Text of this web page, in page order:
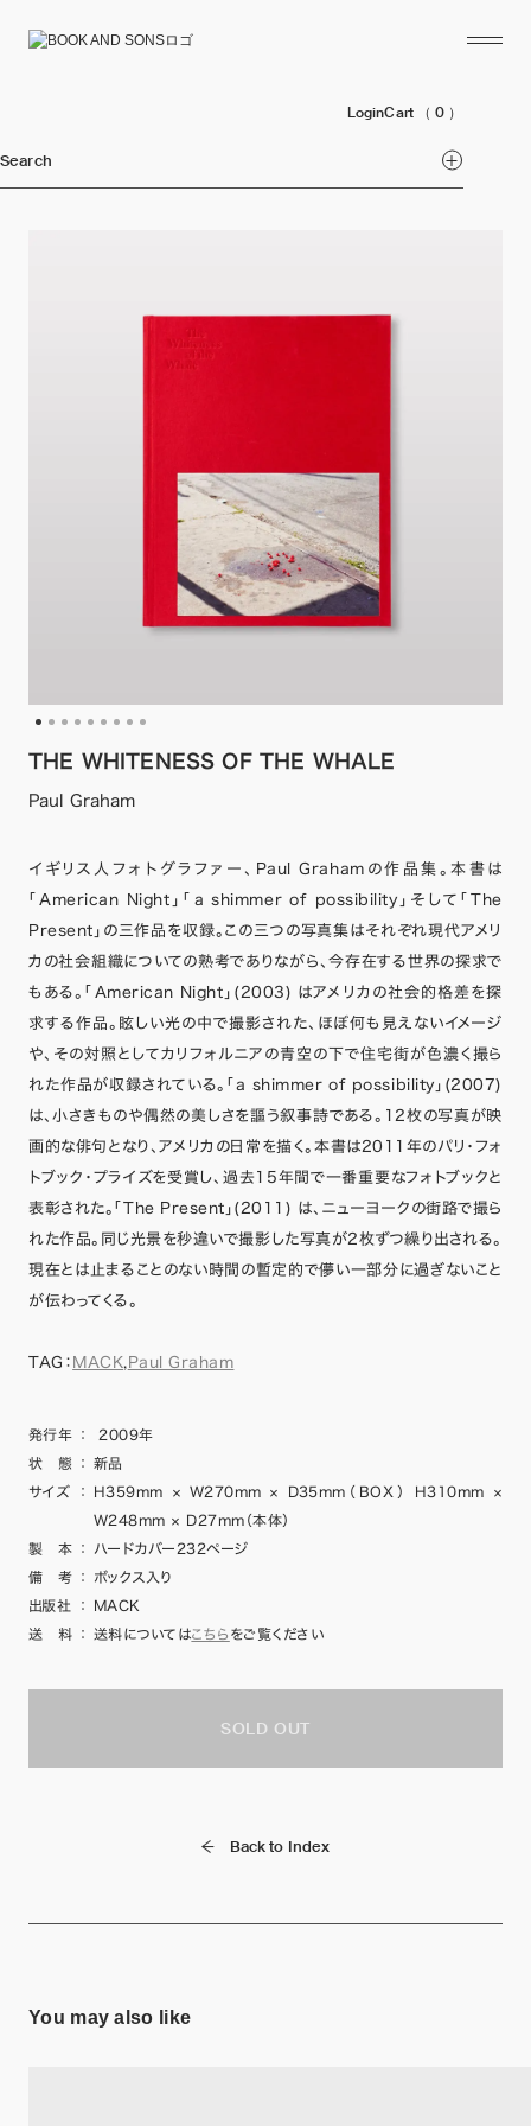
LoginCart （ 0 ）
Search
THE WHITENESS OF THE WHALE
Paul Graham
イギリス人フォトグラファー、Paul Grahamの作品集。本書は
「American Night」「a shimmer of possibility」そして「The
Present」の三作品を収録。この三つの写真集はそれぞれ現代アメリ
カの社会組織についての熟考でありながら、今存在する世界の探求で
もある。「American Night」(2003) はアメリカの社会的格差を探
求する作品。眩しい光の中で撮影された、ほぼ何も見えないイメージ
や、その対照としてカリフォルニアの青空の下で住宅街が色濃く撮ら
れた作品が収録されている。「a shimmer of possibility」(2007)
は、小さきものや偶然の美しさを謳う叙事詩である。12枚の写真が映
画的な俳句となり、アメリカの日常を描く。本書は2011年のパリ・フォ
トブック・プライズを受賞し、過去15年間で一番重要なフォトブックと
表彰された。「The Present」(2011) は、ニューヨークの街路で撮ら
れた作品。同じ光景を秒違いで撮影した写真が2枚ずつ繰り出される。
現在とは止まることのない時間の暫定的で儚い一部分に過ぎないこと
が伝わってくる。
TAG： MACK, Paul Graham
発行年 ：
2009年
状 態
：
新品
サイズ
：
H359mm × W270mm × D35mm（BOX） H310mm ×
W248mm × D27mm（本体）
製 本
：
ハードカバー232ページ
備 考
：
ボックス入り
出版社
：
MACK
送 料
： 送料についてはこちら をご覧ください
SOLD OUT
Back to Index
You may also like